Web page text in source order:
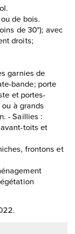
de bois.
de 30°); avec
droits;
garnies de
bande; porte
et portes-
à grands
- Saillies :
toits et
frontons et